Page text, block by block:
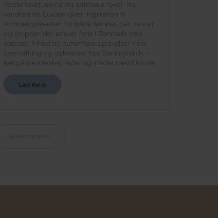
Vesterhavet, øerne og nationale cykel- og
vandreruter. Guiden giver inspiration til
sommeroplevelser for både familier, par, venner
og grupper, der ønsker ferie i Danmark med
nærvær, frihed og autentiske oplevelser. Find
overnatning og oplevelser hos Danhostel.dk –
tæt på mennesker, natur og steder med historie.
Læs mere